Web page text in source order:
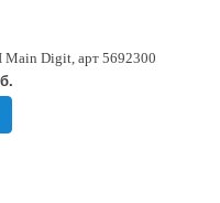
Main Digit, арт 5692300